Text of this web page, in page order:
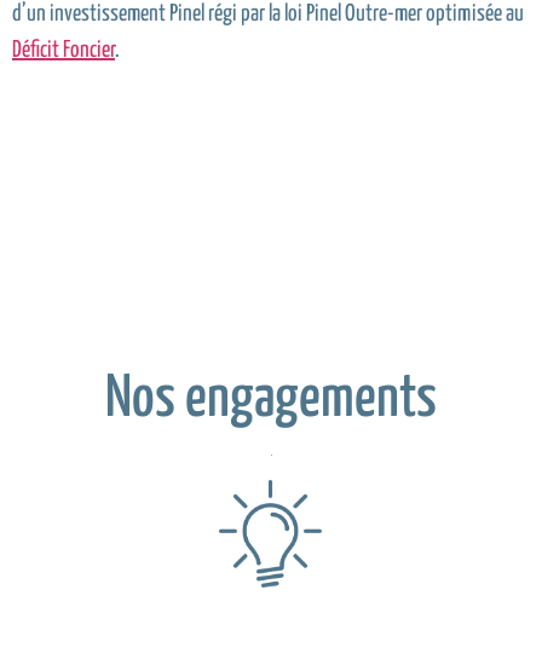
d’un investissement Pinel régi par la loi Pinel Outre-mer optimisée au
Déficit Foncier.
Nos engagements